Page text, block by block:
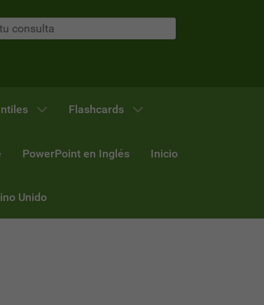
Flashcards
PowerPoint en Inglés Inicio
Unido